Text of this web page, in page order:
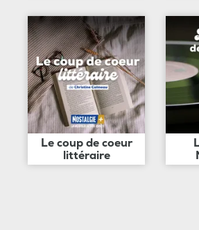
Le coup de coeur
littéraire